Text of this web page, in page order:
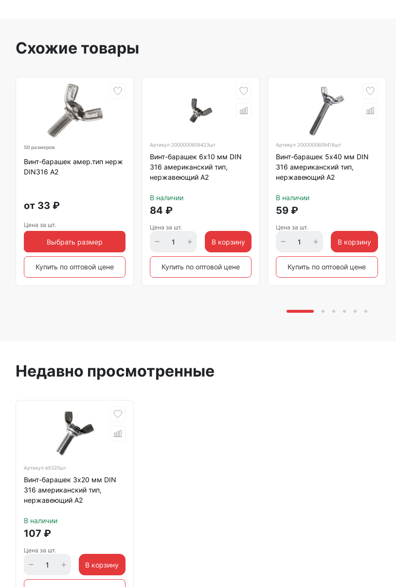
Схожие товары
50 размеров
Винт-барашек амер.тип нерж
DIN316 А2
от 33 ₽
Цена за шт.
Выбрать размер
Купить по оптовой цене
Артикул 2000000609423шт
Винт-барашек 6х10 мм DIN
316 американский тип,
нержавеющий А2
В наличии
84 ₽
Цена за шт.
В корзину
Купить по оптовой цене
Артикул 2000000609416шт
Винт-барашек 5х40 мм DIN
316 американский тип,
нержавеющий А2
В наличии
59 ₽
Цена за шт.
В корзину
Купить по оптовой цене
Недавно просмотренные
Артикул вб320шт
Винт-барашек 3х20 мм DIN
316 американский тип,
нержавеющий А2
В наличии
107 ₽
Цена за шт.
В корзину